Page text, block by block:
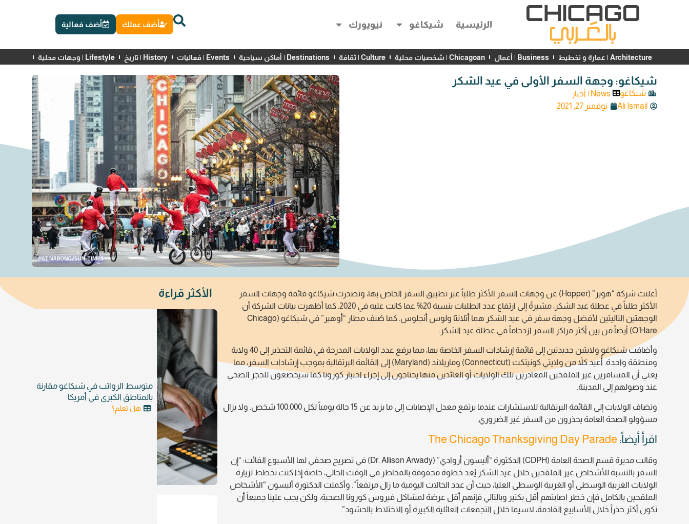
الرئيسية شيكاغو نيويورك أضف عملك أضف فعالية
Architecture | عمارة و تخطيط Business | أعمال Chicagoan | شخصيات محلية Culture | ثقافة Destinations | أماكن سياحية Events | فعاليات History | تاريخ Lifestyle | وجهات محلية
شيكاغو: وجهة السفر الأولى في عيد الشكر
شيكاغو
News | أخبار
Ali Ismail
نوفمبر 27, 2021
أعلنت شركة “هوبر” (Hopper) عن وجهات السفر الأكثر طلباً عبر تطبيق السفر الخاص بها، وتصدرت شيكاغو قائمة وجهات السفر
الأكثر طلباً في عطلة عيد الشكر، مشيرةً إلى ارتفاع عدد الطلبات بنسبة 20% عما كانت عليه في 2020. كما أظهرت بيانات الشركة أن
الوجهتين التاليتين لأفضل وجهة سفر في عيد الشكر هما أتلانتا ولوس أنجلوس. كما صُنف مطار “أوهير” في شيكاغو (Chicago
O’Hare) أيضاً من بين أكثر مراكز السفر ازدحاماً في عطلة عيد الشكر.
وأضافت شيكاغو ولايتين جديدتين إلى قائمة إرشادات السفر الخاصة بها، مما يرفع عدد الولايات المدرجة في قائمة التحذير إلى 40 ولاية
ومنطقة واحدة. أُعيد كلاً من ولايتي كونيتكت (Connecticut) وماريلاند (Maryland) إلى القائمة البرتقالية بموجب إرشادات السفر، مما
يعني أن المسافرين غير الملقحين المغادرين تلك الولايات أو العائدين منها يحتاجون إلى إجراء اختبار كورونا كما سيخضعون للحجر الصحي
عند وصولهم إلى المدينة.
وتضاف الولايات إلى القائمة البرتقالية للاستشارات عندما يرتفع معدل الإصابات إلى ما يزيد عن 15 حالة يومياً لكل 100.000 شخص. ولا يزال
مسؤولو الصحة العامة يحذرون من السفر غير الضروري.
اقرأ أيضاً: The Chicago Thanksgiving Day Parade
وقالت مديرة قسم الصحة العامة (CDPH) الدكتورة “أليسون أروادي” (Dr. Allison Arwady) في تصريح صحفي لها الأسبوع الفائت: “إن
السفر بالنسبة للأشخاص غير الملقحين خلال عيد الشكر يُعد خطوة محفوفة بالمخاطر في الوقت الحالي، خاصة إذا كنت تخطط لزيارة
الولايات الغربية الوسطى أو الغربية الوسطى العليا، حيث أن عدد الحالات اليومية ما زال مرتفعاً”. وأكملت الدكتورة أليسون “الأشخاص
الملقحين بالكامل فإن خطر اصابتهم أقل بكثير وبالتالي فإنهم أقل عرضة لمشاكل فيروس كورونا الصحية، ولكن يجب علينا جميعاً أن
نكون أكثر حذراً خلال الأسابيع القادمة، لاسيما خلال التجمعات العائلية الكبيرة أو الاختلاط بالحشود”.
الأكثر قراءة
متوسط الرواتب في شيكاغو مقارنة
بالمناطق الكبرى في أمريكا
هل تعلم؟